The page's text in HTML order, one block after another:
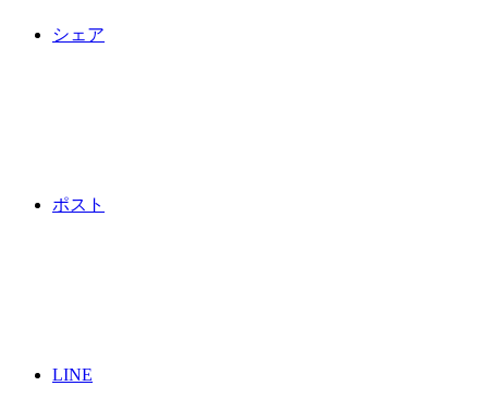
シェア
ポスト
LINE